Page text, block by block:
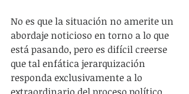
No es que la situación no amerite un
abordaje noticioso en torno a lo que
está pasando, pero es difícil creerse
que tal enfática jerarquización
responda exclusivamente a lo
extraordinario del proceso político